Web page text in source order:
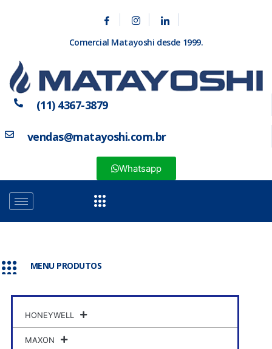
Comercial Matayoshi desde 1999.
(11) 4367-3879
vendas@matayoshi.com.br
Whatsapp
MENU PRODUTOS
HONEYWELL
MAXON